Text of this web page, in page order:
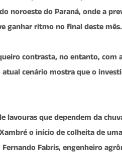
noroeste do Paraná, onde a
ganhar ritmo no final deste mês.
contrasta, no entanto, com
cenário mostra que o
lavouras que dependem da
o início de colheita de
Fabris, engenheiro